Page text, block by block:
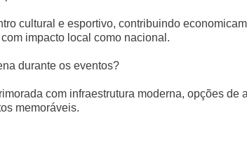
cultural e esportivo, contribuindo
impacto local como nacional.
durante os eventos?
com infraestrutura moderna, opções de
memoráveis.